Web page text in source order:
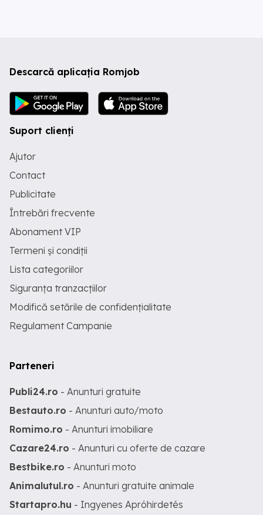
Descarcă aplicația Romjob
Suport clienți
Ajutor
Contact
Publicitate
Întrebări frecvente
Abonament VIP
Termeni și condiții
Lista categoriilor
Siguranța tranzacțiilor
Modifică setările de confidențialitate
Regulament Campanie
Parteneri
Publi24.ro - Anunturi gratuite
Bestauto.ro - Anunturi auto/moto
Romimo.ro - Anunturi imobiliare
Cazare24.ro - Anunturi cu oferte de cazare
Bestbike.ro - Anunturi moto
Animalutul.ro - Anunturi gratuite animale
Startapro.hu - Ingyenes Apróhirdetés